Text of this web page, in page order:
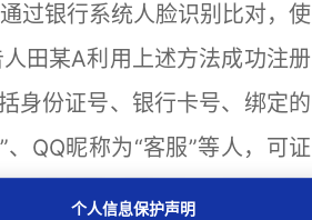
过银行系统人脸识别比对，使
田某A利用上述方法成功注册
身份证号、银行卡号、绑定的
QQ昵称为“客服”等人，可证
致使厦门银行从2019年1月1
个人信息保护声明